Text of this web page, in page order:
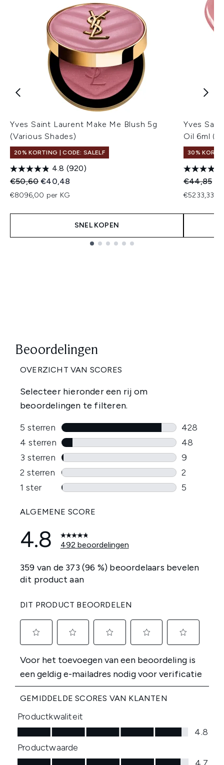
Yves Saint Laurent Make Me Blush 5g
(Various Shades)
20% KORTING | CODE: SALELF
4.8 (920)
Recommended Retail Price:
€50,60Huidige prijs:
€40,48
€8096,00 per KG
SNEL KOPEN
Yves
Oil 6ml
30%
€44,85
€5233,33